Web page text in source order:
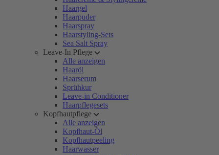
Haargel
Haarpuder
Haarspray
Haarstyling-Sets
Sea Salt Spray
Leave-In Pflege
Alle anzeigen
Haaröl
Haarserum
Sprühkur
Leave-in Conditioner
Haarpflegesets
Kopfhautpflege
Alle anzeigen
Kopfhaut-Öl
Kopfhautpeeling
Haarwasser